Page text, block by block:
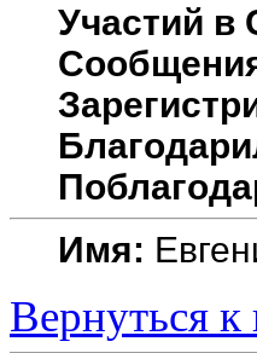
Участий в
Имя:
Вернуться к